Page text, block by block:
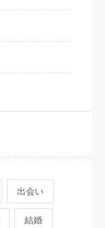
出会い
結婚